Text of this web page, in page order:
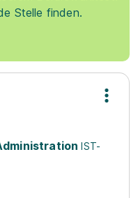
Stelle finden.
IST-